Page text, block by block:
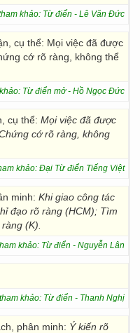
khảo: Từ điển - Lê Văn Đức
cụ thể: Mọi việc đã được
cớ rõ ràng, không thể
Từ điển mở - Hồ Ngọc Đức
cụ thể: Mọi việc đã được
cớ rõ ràng, không
khảo: Đại Từ điển Tiếng Việt
minh: Khi giao công tác
đạo rõ ràng (HCM); Tìm
(K).
khảo: Từ điển - Nguyễn Lân
khảo: Từ điển - Thanh Nghị
phân minh: Ý kiến rõ